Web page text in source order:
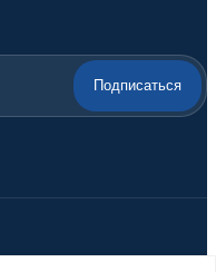
Подписаться